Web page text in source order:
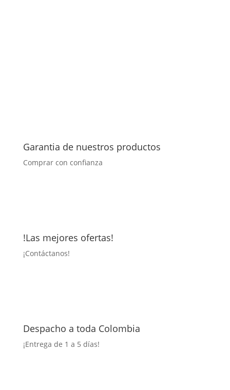
Garantia de nuestros productos
Comprar con confianza
!Las mejores ofertas!
¡Contáctanos!
Despacho a toda Colombia
¡Entrega de 1 a 5 días!